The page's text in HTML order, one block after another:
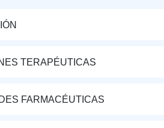
TERAPÉUTICAS
FARMACÉUTICAS